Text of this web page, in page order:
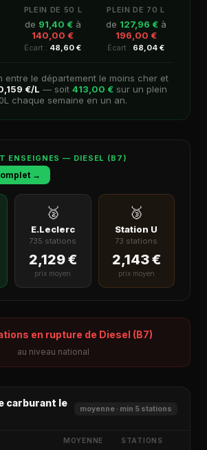
PLEIN DE 50 L
de 91,40 €à
140,00 €
Écart : 48,60 €
PLEIN DE 70 L
de 127,96 €à
196,00 €
Écart : 68,04 €
entre le département le moins cher et
€/L — soit 413,00 € sur un plein
chaque semaine en un an.
ENSEIGNES — DIESEL (B7)
→
🥈
E.Leclerc
735 stations
2,129 €
prix moyen
🥉
Station U
73 stations
2,143 €
prix moyen
en rupture de Diesel (B7)
au niveau national
carburant le
moyenne · min 5 stations
MOYENNE STATIONS